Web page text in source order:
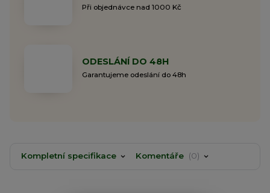
Při objednávce nad 1000 Kč
ODESLÁNÍ DO 48H
Garantujeme odeslání do 48h
Kompletní specifikace Komentáře 0